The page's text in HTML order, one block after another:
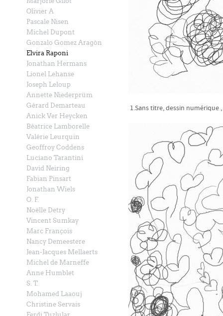
Olivier A
Pascale Nisen
Michel Dupont
Gonzalo Gomez Aragòn
Elvira Raponi
Jonathan Hermans
Lionel Lehanse
Joseph Leloup
Annette Niederprüm
Gérard Demarteau
Anick Ver Heycken
Béatrice Lamborelle
Valérie Leurquin
Geoffroy Coddens
Luciano Tarantini
David Neiring
Fabian Pinsart
Jonathan Wiels
O. F.
Noëlle Detry
Vincent Sumkay
Marc François
Nancy Demeestere
Jean-Jacques Mellaerts
Michel de Marneffe
Anne Humblet
S. T.
Mohamed Laaouj
Christine Servais
1.Sans titre, dessin numérique ,